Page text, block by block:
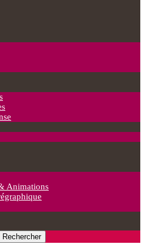
Studio
Animations